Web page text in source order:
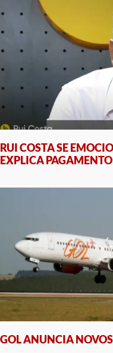
RUI COSTA SE
EXPLICA
GOL ANUNCIA